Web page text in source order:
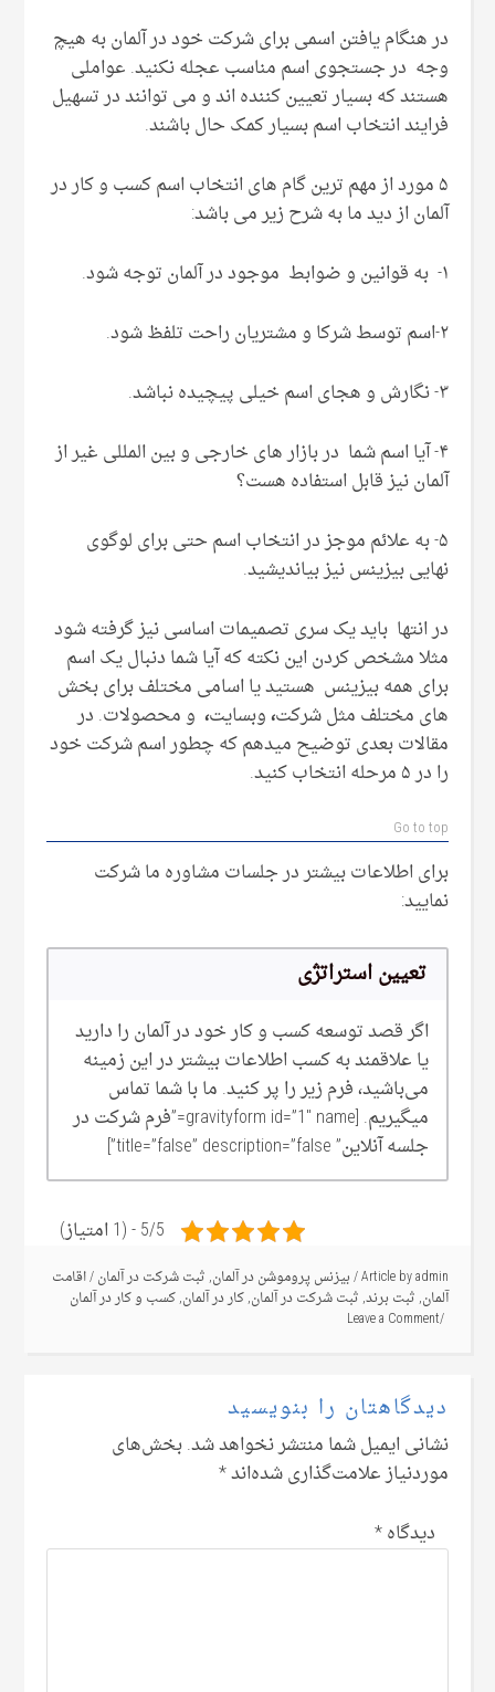
در هنگام یافتن اسمی برای شرکت خود در آلمان به هیچ
وجه در جستجوی اسم مناسب عجله نکنید. عواملی
هستند که بسیار تعیین کننده اند و می توانند در تسهیل
فرایند انتخاب اسم بسیار کمک حال باشند.
۵ مورد از مهم ترین گام های انتخاب اسم کسب و کار در
آلمان از دید ما به شرح زیر می باشد:
۱- به قوانین و ضوابط موجود در آلمان توجه شود.
۲-اسم توسط شرکا و مشتریان راحت تلفظ شود.
۳- نگارش و هجای اسم خیلی پیچیده نباشد.
۴- آیا اسم شما در بازار های خارجی و بین المللی غیر از
آلمان نیز قابل استفاده هست؟
۵- به علائم موجز در انتخاب اسم حتی برای لوگوی
نهایی بیزینس نیز بیاندیشید.
در انتها باید یک سری تصمیمات اساسی نیز گرفته شود
مثلا مشخص کردن این نکته که آیا شما دنبال یک اسم
برای همه بیزینس هستید یا اسامی مختلف برای بخش
های مختلف مثل شرکت،وبسایت، و محصولات. در
مقالات بعدی توضیح میدهم که چطور اسم شرکت خود
را در ۵ مرحله انتخاب کنید.
Go to top
برای اطلاعات بیشتر در جلسات مشاوره ما شرکت
نمایید:
تعیین استراتژی
اگر قصد توسعه کسب و کار خود در آلمان را دارید
یا علاقمند به کسب اطلاعات بیشتر در این زمینه
می‌‌باشید، فرم زیر را پر کنید. ما با شما تماس
میگیریم. [gravityform id=”1″ name=”فرم شرکت در
جلسه آنلاین” title=”false” description=”false”]
5/5 - (1 امتیاز)
Article byadmin
/بیزنس پروموشن در آلمان,ثبت شرکت در آلمان/اقامت
آلمان,ثبت برند,ثبت شرکت در آلمان,کار در آلمان,کسب و کار در آلمان
Leave a Comment
دیدگاهتان را بنویسید
نشانی ایمیل شما منتشر نخواهد شد.بخش‌های
موردنیاز علامت‌گذاری شده‌اند*
دیدگاه*